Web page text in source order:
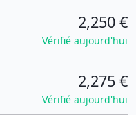
2,250 €
Vérifié aujourd'hui
2,275 €
Vérifié aujourd'hui